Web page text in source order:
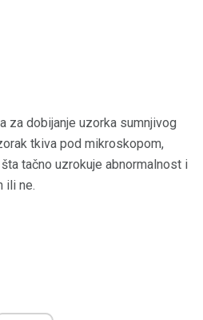
za dobijanje uzorka sumnjivog
tkiva pod mikroskopom,
tačno uzrokuje abnormalnost i
ili ne.